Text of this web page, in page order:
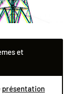
et
présentation